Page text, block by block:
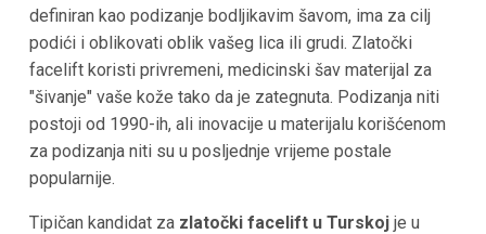
definiran kao podizanje bodljikavim šavom, ima za cilj
podići i oblikovati oblik vašeg lica ili grudi. Zlatočki
facelift koristi privremeni, medicinski šav materijal za
"šivanje" vaše kože tako da je zategnuta. Podizanja niti
postoji od 1990-ih, ali inovacije u materijalu korišćenom
za podizanja niti su u posljednje vrijeme postale
popularnije.
Tipičan kandidat za zlatočki facelift u Turskojje u